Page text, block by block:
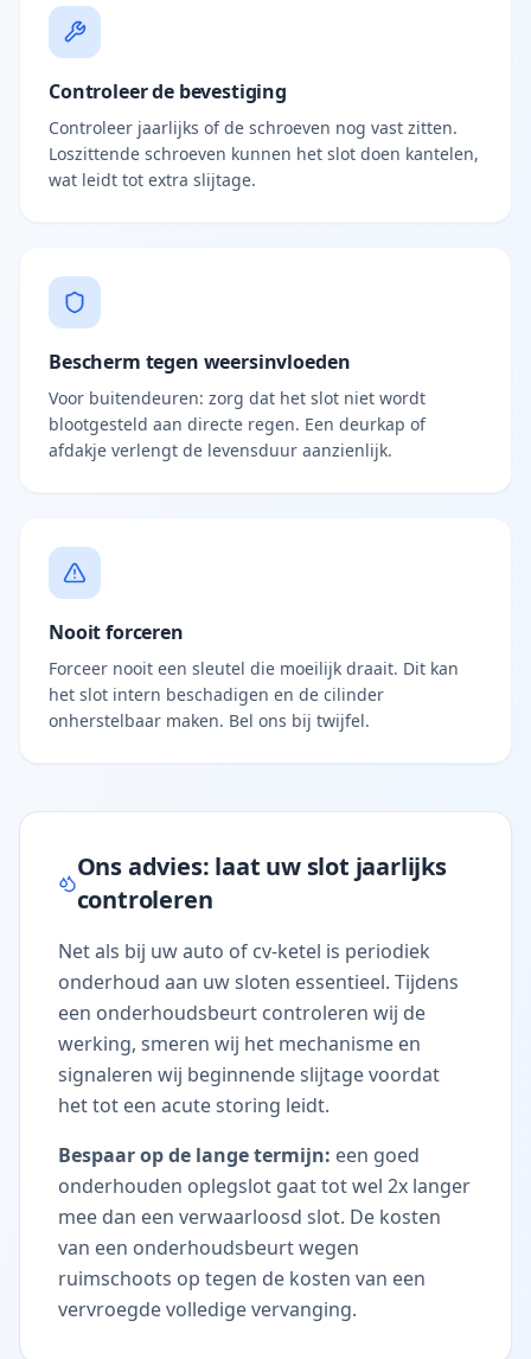
Controleer de bevestiging
Controleer jaarlijks of de schroeven nog vast zitten.
Loszittende schroeven kunnen het slot doen kantelen,
wat leidt tot extra slijtage.
Bescherm tegen weersinvloeden
Voor buitendeuren: zorg dat het slot niet wordt
blootgesteld aan directe regen. Een deurkap of
afdakje verlengt de levensduur aanzienlijk.
Nooit forceren
Forceer nooit een sleutel die moeilijk draait. Dit kan
het slot intern beschadigen en de cilinder
onherstelbaar maken. Bel ons bij twijfel.
Ons advies: laat uw slot jaarlijks
controleren
Net als bij uw auto of cv-ketel is periodiek
onderhoud aan uw sloten essentieel. Tijdens
een onderhoudsbeurt controleren wij de
werking, smeren wij het mechanisme en
signaleren wij beginnende slijtage voordat
het tot een acute storing leidt.
Bespaar op de lange termijn: een goed
onderhouden oplegslot gaat tot wel 2x langer
mee dan een verwaarloosd slot. De kosten
van een onderhoudsbeurt wegen
ruimschoots op tegen de kosten van een
vervroegde volledige vervanging.